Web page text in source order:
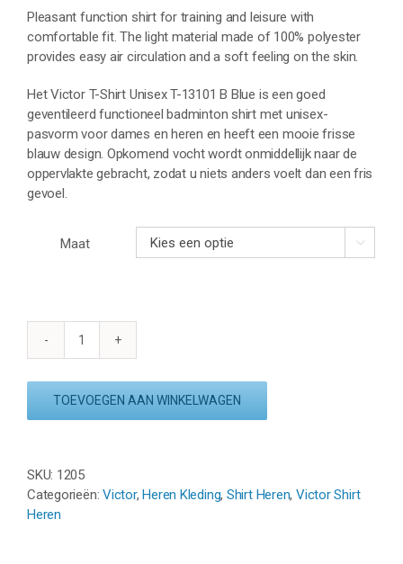
Pleasant function shirt for training and leisure with
comfortable fit. The light material made of 100% polyester
provides easy air circulation and a soft feeling on the skin.
Het Victor T-Shirt Unisex T-13101 B Blue is een goed
geventileerd functioneel badminton shirt met unisex-
pasvorm voor dames en heren en heeft een mooie frisse
blauw design. Opkomend vocht wordt onmiddellijk naar de
oppervlakte gebracht, zodat u niets anders voelt dan een fris
gevoel.
Maat 
VICTOR
T-
-
DONKERBLAUW
TOEVOEGEN AAN WINKELWAGEN
SKU: 1205
Categorieën:Victor, Heren Kleding, Shirt Heren,Victor Shirt
Heren